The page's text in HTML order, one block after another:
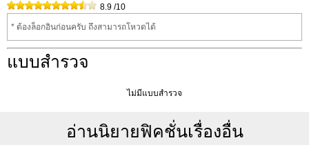
8.9 /10
* ต้องล็อกอินก่อนครับ ถึงสามารถโหวดได้
แบบสำรวจ
ไม่มีแบบสำรวจ
อ่านนิยายฟิคชั่นเรื่องอื่น